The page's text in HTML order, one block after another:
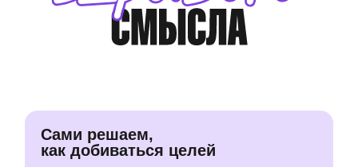
Сами решаем,
как добиваться целей